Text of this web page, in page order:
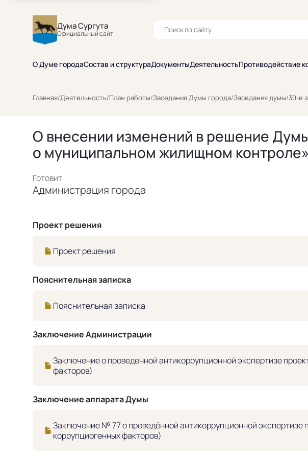
Дума Сургута
Официальный сайт
О Думе городаСостав и структураДокументыДеятельностьПротиводействие
Главная/Деятельность/План работы/Заседания Думы города/Заседания думы/30-е
О внесении изменений в решение
о муниципальном жилищном
Готовит
Администрация города
Проект решения
Проект решения
Пояснительная записка
Пояснительная записка
Заключение Администрации
Заключение о проведенной антикоррупционной экспертизе
факторов)
Заключение аппарата Думы
Заключение № 77 о проведённой антикоррупционной экспертизе
коррупциогенных факторов)